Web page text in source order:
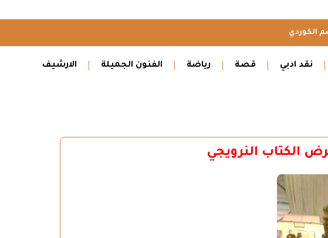
الكوردي
نقد ادبي قصة رياضة الفنون الجميلة الارشيف
الكتاب النرويجي